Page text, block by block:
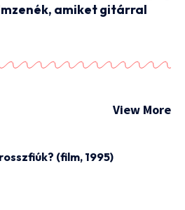
amiket gitárral
View More
(film, 1995)